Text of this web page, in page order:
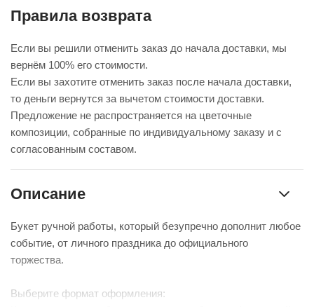
Правила возврата
Если вы решили отменить заказ до начала доставки, мы
вернём 100% его стоимости.
Если вы захотите отменить заказ после начала доставки,
то деньги вернутся за вычетом стоимости доставки.
Предложение не распространяется на цветочные
композиции, собранные по индивидуальному заказу и с
согласованным составом.
Описание
Букет ручной работы, который безупречно дополнит любое
событие, от личного праздника до официального
торжества.
Выберите формат оформления: